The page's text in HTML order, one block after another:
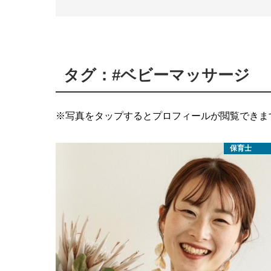
タグ：#ベビーマッサージ
※写真をタップするとプロフィールが閲覧できま
保育士